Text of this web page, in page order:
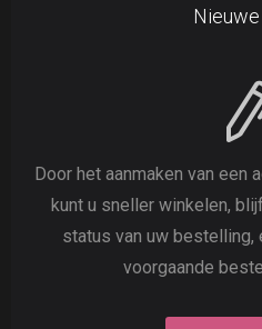
Door het aanmaken van een
kunt u sneller winkelen,
status van uw bestelling,
voorgaande